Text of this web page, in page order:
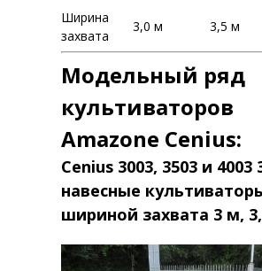
Ширина
захвата
3,0 м 3,5 м
Модельный ряд
культиваторов
Amazone Cenius:
Cenius 3003, 3503 и
навесные
шириной захвата 3 м,